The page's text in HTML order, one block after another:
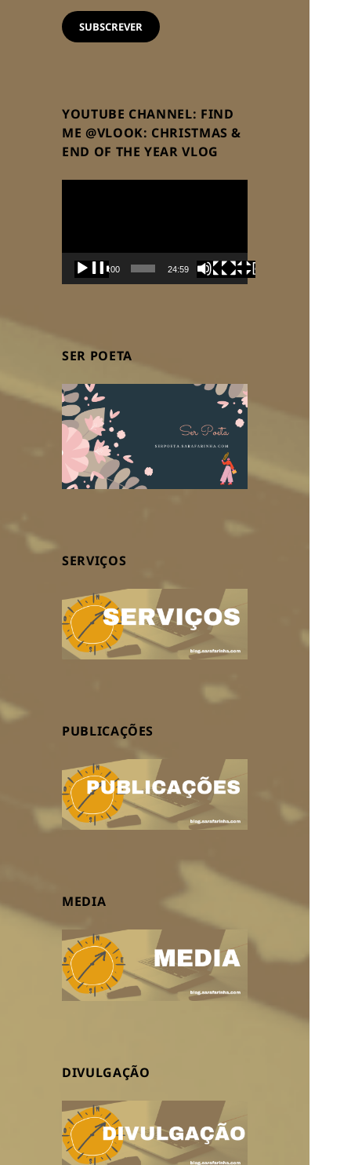
email
SUBSCREVER
YOUTUBE CHANNEL: FIND
ME @VLOOK: CHRISTMAS &
END OF THE YEAR VLOG
00:00 24:59
SER POETA
SERVIÇOS
PUBLICAÇÕES
MEDIA
DIVULGAÇÃO